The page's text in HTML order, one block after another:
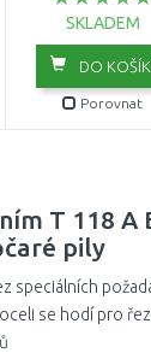
SKLADEM
DO
Porovnat
T 118 A
pily
speciálních
se hodí pro